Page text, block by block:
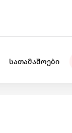
სათამაშოები